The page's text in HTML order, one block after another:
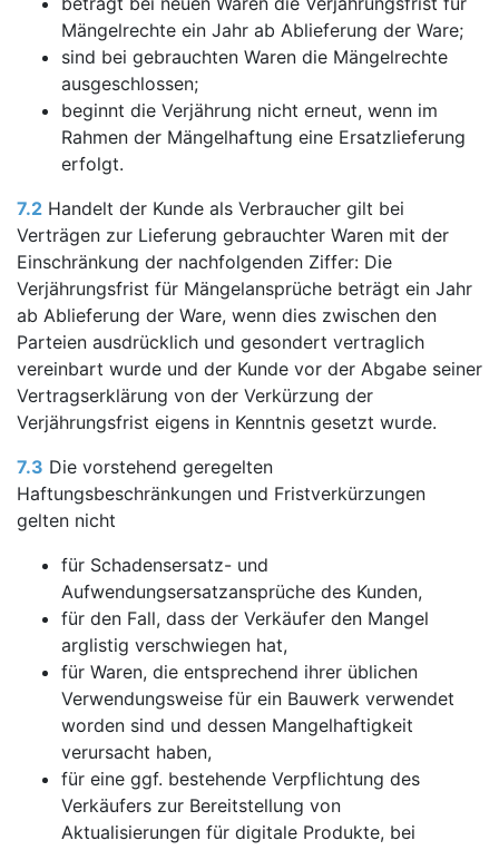
Mängelrechte ein Jahr ab Ablieferung der Ware;
sind bei gebrauchten Waren die Mängelrechte
ausgeschlossen;
beginnt die Verjährung nicht erneut, wenn im
Rahmen der Mängelhaftung eine Ersatzlieferung
erfolgt.
7.2 Handelt der Kunde als Verbraucher gilt bei
Verträgen zur Lieferung gebrauchter Waren mit der
Einschränkung der nachfolgenden Ziffer: Die
Verjährungsfrist für Mängelansprüche beträgt ein Jahr
ab Ablieferung der Ware, wenn dies zwischen den
Parteien ausdrücklich und gesondert vertraglich
vereinbart wurde und der Kunde vor der Abgabe seiner
Vertragserklärung von der Verkürzung der
Verjährungsfrist eigens in Kenntnis gesetzt wurde.
7.3 Die vorstehend geregelten
Haftungsbeschränkungen und Fristverkürzungen
gelten nicht
für Schadensersatz- und
Aufwendungsersatzansprüche des Kunden,
für den Fall, dass der Verkäufer den Mangel
arglistig verschwiegen hat,
für Waren, die entsprechend ihrer üblichen
Verwendungsweise für ein Bauwerk verwendet
worden sind und dessen Mangelhaftigkeit
verursacht haben,
für eine ggf. bestehende Verpflichtung des
Verkäufers zur Bereitstellung von
Aktualisierungen für digitale Produkte, bei